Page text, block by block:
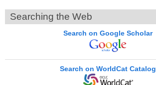
Searching the Web
Search on Google Scholar
Search on WorldCat Catalog